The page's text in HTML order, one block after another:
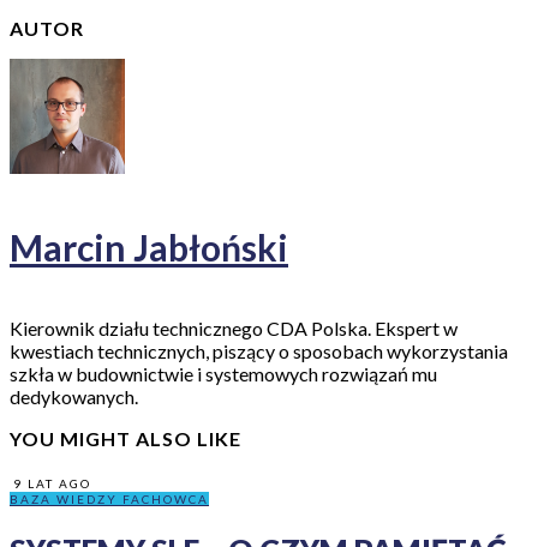
AUTOR
Marcin Jabłoński
Kierownik działu technicznego CDA Polska. Ekspert w
kwestiach technicznych, piszący o sposobach wykorzystania
szkła w budownictwie i systemowych rozwiązań mu
dedykowanych.
YOU MIGHT ALSO LIKE
9 LAT AGO
BAZA WIEDZY FACHOWCA